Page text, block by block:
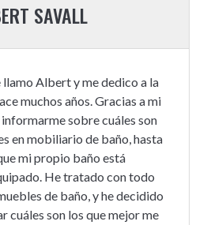
SAVALL
Albert y me dedico a la
muchos años. Gracias a mi
sobre cuáles son
en mobiliario de baño, hasta
mi propio baño está
He tratado con todo
de baño, y he decidido
cuáles son los que mejor me